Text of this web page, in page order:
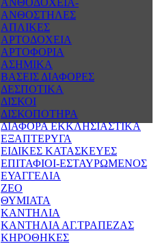
ΑΝΘΟΔΟΧΕΙΑ-
ΑΝΘΟΣΤΗΛΕΣ
ΑΠΛΙΚΕΣ
ΑΡΤΟΔΟΧΕΙΑ
ΑΡΤΟΦΟΡΙΑ
ΑΣΗΜΙΚΑ
ΒΑΣΕΙΣ ΔΙΑΦΟΡΕΣ
ΔΕΣΠΟΤΙΚΑ
ΔΙΣΚΟΙ
ΔΙΣΚΟΠΟΤΗΡΑ
ΔΙΑΦΟΡΑ ΕΚΚΛΗΣΙΑΣΤΙΚΑ
ΕΞΑΠΤΕΡΥΓΑ
ΕΙΔΙΚΕΣ ΚΑΤΑΣΚΕΥΕΣ
ΕΠΙΤΑΦΙΟΙ-ΕΣΤΑΥΡΩΜΕΝΟΣ
ΕΥΑΓΓΕΛΙΑ
ΖΕΟ
ΘΥΜΙΑΤΑ
ΚΑΝΤΗΛΙΑ
ΚΑΝΤΗΛΙΑ ΑΓ.ΤΡΑΠΕΖΑΣ
ΚΗΡΟΘΗΚΕΣ